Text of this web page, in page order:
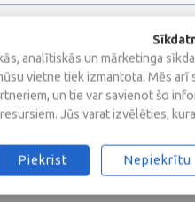
analītiskās un mārketinga
vietne tiek izmantota. Mēs
un tie var savienot šo
Jūs varat izvēlēties,
Piekrist Nepiekrītu